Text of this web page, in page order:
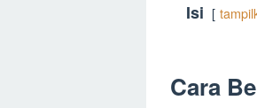
Isi
Cara